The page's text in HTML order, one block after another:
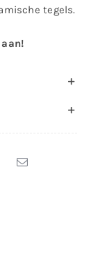
tegels.